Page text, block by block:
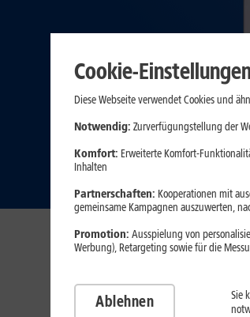
Cookie-
Diese Webseite verwendet Cookies und
Notwendig: Zurverfügungstellung der
Komfort: Erweiterte Komfort-
Inhalten
Partnerschaften: Kooperationen mit
gemeinsame Kampagnen auszuwerten,
Promotion: Ausspielung von
Werbung), Retargeting sowie für die
Ablehnen
Sie